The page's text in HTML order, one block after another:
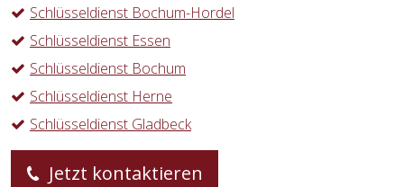
Schlüsseldienst Bochum-Hordel
Schlüsseldienst Essen
Schlüsseldienst Bochum
Schlüsseldienst Herne
Schlüsseldienst Gladbeck
Jetzt kontaktieren